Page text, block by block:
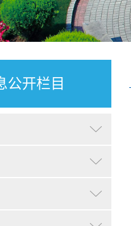
公开栏目